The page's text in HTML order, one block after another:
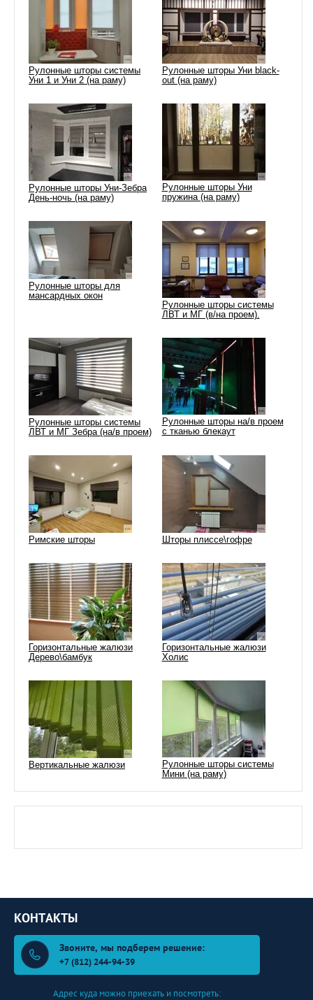
Рулонные шторы системы
Уни 1 и Уни 2 (на раму)
Рулонные шторы Уни black-
out (на раму)
Рулонные шторы Уни-Зебра
День-ночь (на раму)
Рулонные шторы Уни
пружина (на раму)
Рулонные шторы для
мансардных окон
Рулонные шторы системы
ЛВТ и МГ (в/на проем).
Рулонные шторы системы
ЛВТ и МГ Зебра (на/в проем)
Рулонные шторы на/в проем
с тканью блекаут
Римские шторы Шторы плиссе\гофре
Горизонтальные жалюзи
Дерево\бамбук
Горизонтальные жалюзи
Холис
Вертикальные жалюзи
Рулонные шторы системы
Мини (на раму)
КОНТАКТЫ
Звоните, мы подберем решение:
+7 (812) 244-94-39
Адрес куда можно приехать и посмотреть: